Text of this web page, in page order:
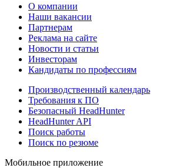
О компании
Наши вакансии
Партнерам
Реклама на сайте
Новости и статьи
Инвесторам
Кандидаты по профессиям
Производственный календарь
Требования к ПО
Безопасный HeadHunter
HeadHunter API
Поиск работы
Поиск по резюме
Мобильное приложение